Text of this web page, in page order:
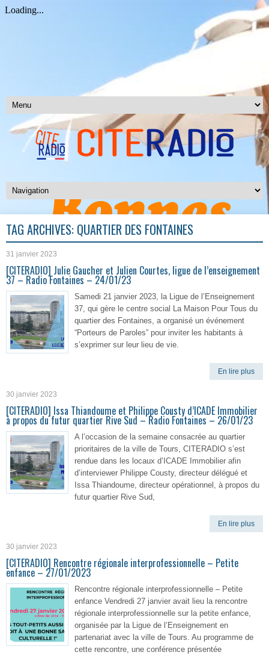
TAG ARCHIVES: QUARTIER DES FONTAINES
31 janvier 2023
[CITERADIO] Julie Gaucher et Julien Courtes, ligue de l’enseignement
37 – Radio Fontaines – 24/01/23
Samedi 21 janvier 2023, la Ligue de l’Enseignement
37, qui gère le centre social La Maison Pour Tous du
quartier des Fontaines, a organisé un événement
“Porteurs de Paroles” pour inviter les habitants à
s’exprimer sur leur lieu de vie.
En lire plus
30 janvier 2023
[CITERADIO] Issa Thiandoume et Philippe Cousty d’ICADE Immobilier
à propos du futur quartier Rive Sud – Radio Fontaines – 26/01/23
A l’occasion de la semaine consacrée au quartier
prioritaires de la ville de Tours, CITERADIO s’est
rendue dans les locaux d’ICADE Immobilier afin
d’interviewer Philippe Cousty, directeur délégué et
Issa Thiandoume, directeur opérationnel, à propos du
futur quartier Rive Sud,
En lire plus
30 janvier 2023
[CITERADIO] Rencontre régionale interprofessionnelle – Petite
enfance – 27/01/2023
Rencontre régionale interprofessionnelle – Petite
enfance Vendredi 27 janvier avait lieu la rencontre
régionale interprofessionnelle sur la petite enfance,
organisée par la Ligue de l’Enseignement en
partenariat avec la ville de Tours. Au programme de
cette rencontre, une conférence présentée